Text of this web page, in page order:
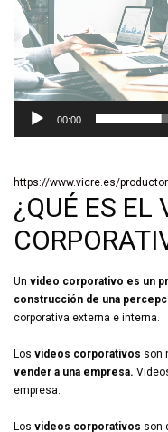
00:00
https://www.vicre.es/
¿QUÉ ES EL
Un video corporativo es un
construcción de una
corporativa externa e interna.
Los videos corporativos son
vender a una empresa.
empresa.
Los videos corporativos son